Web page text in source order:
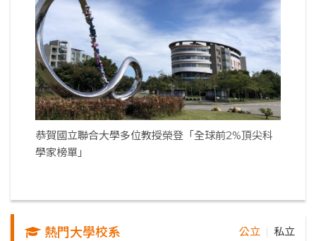
恭賀國立聯合大學多位教授榮登「全球前2%頂尖科
學家榜單」
熱門大學校系 公立 私立